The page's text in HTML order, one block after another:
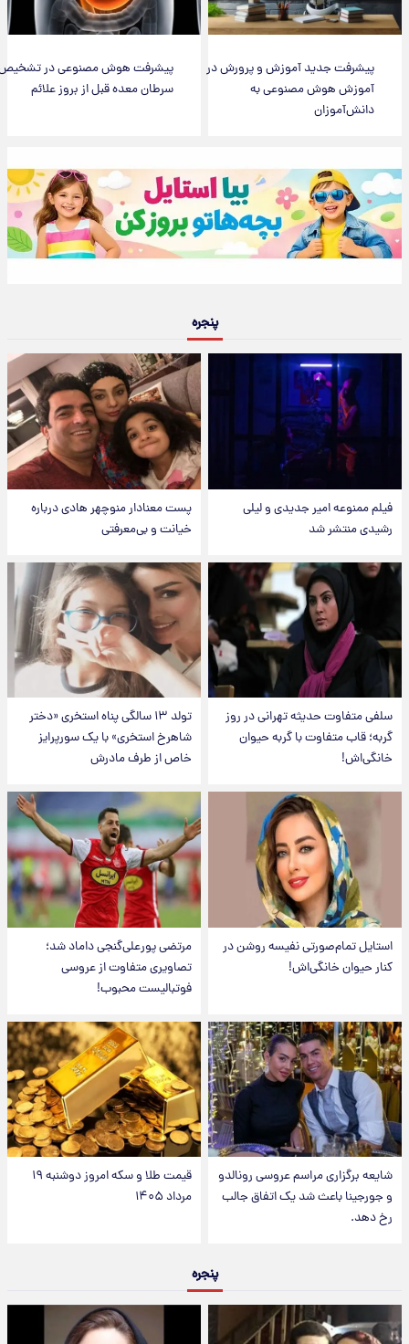
پیشرفت جدید آموزش و پرورش در
آموزش هوش مصنوعی به
دانش‌آموزان
پیشرفت هوش مصنوعی در تشخیص
سرطان معده قبل از بروز علائم
پنجره
فیلم ممنوعه امیر جدیدی و لیلی
رشیدی منتشر شد
پست معنادار منوچهر هادی درباره
خیانت و بی‌معرفتی
سلفی متفاوت حدیثه تهرانی در روز
گربه؛ قاب متفاوت با گربه حیوان
خانگی‌اش!
تولد ۱۳ سالگی پناه استخری «دختر
شاهرخ استخری» با یک سورپرایز
خاص از طرف مادرش
استایل تمام‌صورتی نفیسه روشن در
کنار حیوان خانگی‌اش!
مرتضی پورعلی‌گنجی داماد شد؛
تصاویری متفاوت از عروسی
فوتبالیست محبوب!
شایعه برگزاری مراسم عروسی رونالدو
و جورجینا باعث شد یک اتفاق جالب
رخ دهد.
قیمت طلا و سکه امروز دوشنبه ۱۹
مرداد ۱۴۰۵
پنجره